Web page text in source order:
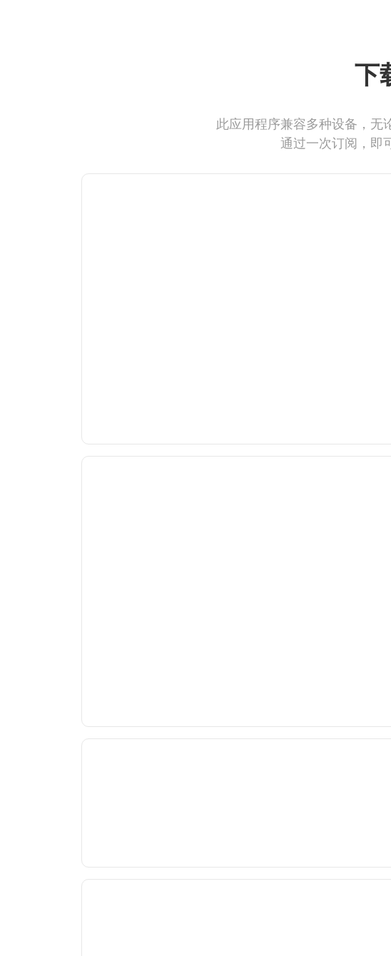
下
此应用程序兼容多种设备，无
通过一次订阅，即